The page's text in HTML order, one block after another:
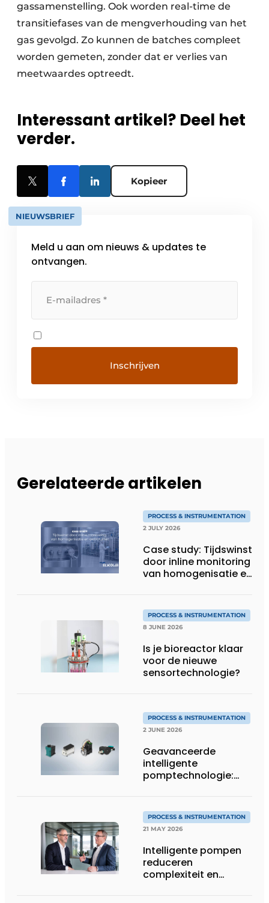
gassamenstelling. Ook worden real-time de
transitiefases van de mengverhouding van het
gas gevolgd. Zo kunnen de batches compleet
worden gemeten, zonder dat er verlies van
meetwaardes optreedt.
Interessant artikel? Deel het
verder.
Kopieer
NIEUWSBRIEF
Meld u aan om nieuws & updates te
ontvangen.
Gerelateerde artikelen
PROCESS & INSTRUMENTATION
2 JULY 2026
Case study: Tijdswinst
door inline monitoring
van homogenisatie en
PROCESS & INSTRUMENTATION
8 JUNE 2026
Is je bioreactor klaar
voor de nieuwe
sensortechnologie?
PROCESS & INSTRUMENTATION
2 JUNE 2026
Geavanceerde
intelligente
pomptechnologie:
PROCESS & INSTRUMENTATION
21 MAY 2026
Intelligente pompen
reduceren
complexiteit en